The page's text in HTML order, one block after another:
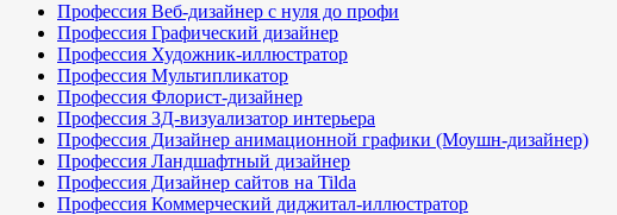
Профессия Веб-дизайнер с нуля до профи
Профессия Графический дизайнер
Профессия Художник-иллюстратор
Профессия Мультипликатор
Профессия Флорист-дизайнер
Профессия 3Д-визуализатор интерьера
Профессия Дизайнер анимационной графики (Моушн-дизайнер)
Профессия Ландшафтный дизайнер
Профессия Дизайнер сайтов на Tilda
Профессия Коммерческий диджитал-иллюстратор